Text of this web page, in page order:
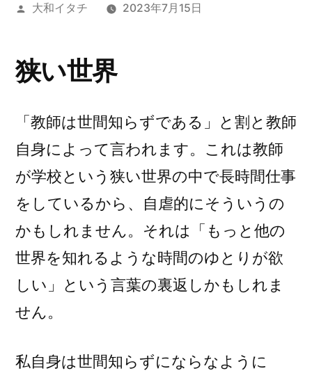
投
大和イタチ 2023年7月15日
狭い世界
「教師は世間知らずである」と割と教師
自身によって言われます。これは教師
が学校という狭い世界の中で長時間仕事
をしているから、自虐的にそういうの
かもしれません。それは「もっと他の
世界を知れるような時間のゆとりが欲
しい」という言葉の裏返しかもしれま
せん。
私自身は世間知らずにならなように